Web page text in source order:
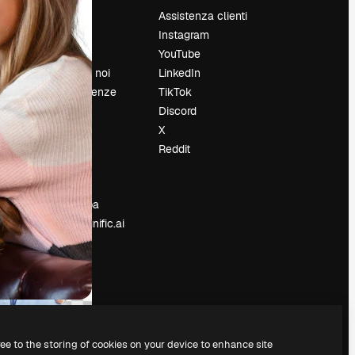
Prezzi
Chi siamo
Recensioni
Lavora con noi
Cerca tendenze
Blog
Eventi
Slidesgo
Vendi i tuoi
contenuti
Sala stampa
Cerchi magnific.ai
Assistenza clienti
Instagram
YouTube
LinkedIn
TikTok
Discord
X
Reddit
to the storing of cookies on your device to enhance site